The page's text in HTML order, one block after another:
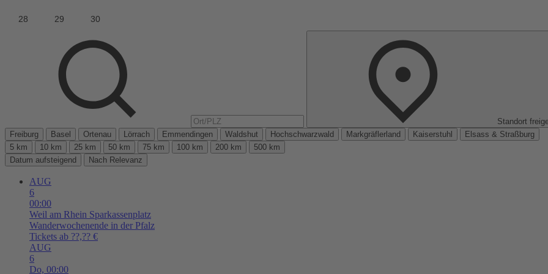
Standort
Freiburg
Basel Ortenau Lörrach Emmendingen Waldshut Hochschwarzwald Markgräflerland Kaiserstuhl
Elsass & Straßburg
5 km
10 km 25 km 50 km 75 km 100 km 200 km
500 km
Datum aufsteigend
Nach Relevanz
AUG
6
00:00
Weil am Rhein Sparkassenplatz
Wanderwochenende in der Pfalz
Tickets ab ??,?? €
AUG
6
Do, 00:00